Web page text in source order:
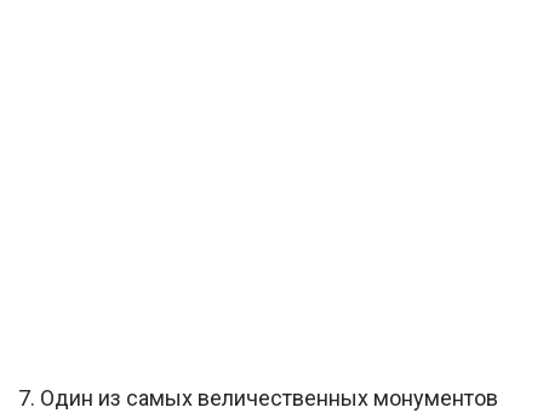
7. Один из самых величественных монументов